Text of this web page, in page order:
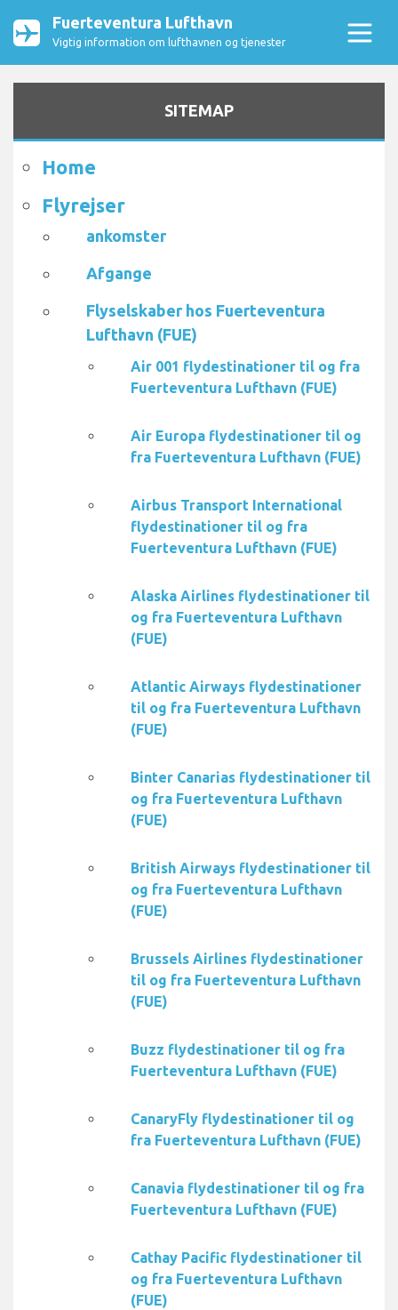
Fuerteventura Lufthavn
Vigtig information om lufthavnen og tjenester
SITEMAP
Home
Flyrejser
ankomster
Afgange
Flyselskaber hos Fuerteventura
Lufthavn (FUE)
Air 001 flydestinationer til og fra
Fuerteventura Lufthavn (FUE)
Air Europa flydestinationer til og
fra Fuerteventura Lufthavn (FUE)
Airbus Transport International
flydestinationer til og fra
Fuerteventura Lufthavn (FUE)
Alaska Airlines flydestinationer til
og fra Fuerteventura Lufthavn
(FUE)
Atlantic Airways flydestinationer
til og fra Fuerteventura Lufthavn
(FUE)
Binter Canarias flydestinationer til
og fra Fuerteventura Lufthavn
(FUE)
British Airways flydestinationer til
og fra Fuerteventura Lufthavn
(FUE)
Brussels Airlines flydestinationer
til og fra Fuerteventura Lufthavn
(FUE)
Buzz flydestinationer til og fra
Fuerteventura Lufthavn (FUE)
CanaryFly flydestinationer til og
fra Fuerteventura Lufthavn (FUE)
Canavia flydestinationer til og fra
Fuerteventura Lufthavn (FUE)
Cathay Pacific flydestinationer til
og fra Fuerteventura Lufthavn
(FUE)